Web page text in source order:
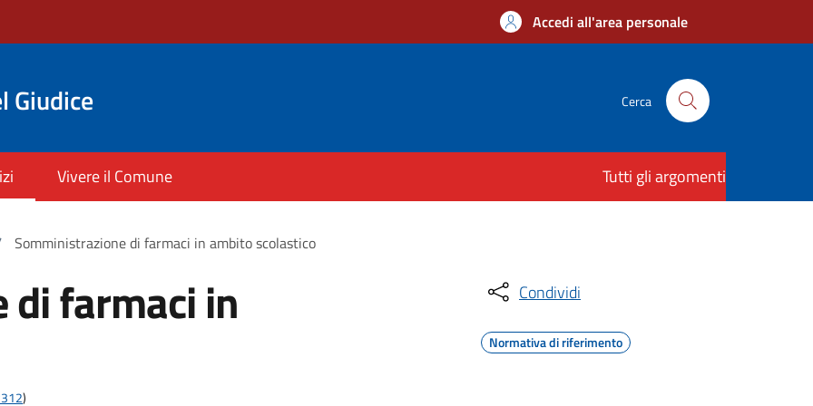
Accedi all'area personale
Giudice Cerca
Vivere il Comune Tutti gli argomenti
Somministrazione di farmaci in ambito scolastico
farmaci in
)
Condividi
Normativa di riferimento